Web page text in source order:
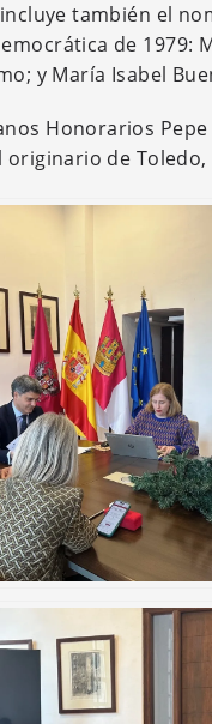
también el
de 1979:
y María Isabel
Honorarios
originario de